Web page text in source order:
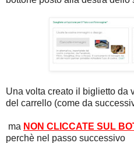
Una volta creato il biglietto da
del carrello (come da
ma NON CLICCATE SUL
perchè nel passo successivo